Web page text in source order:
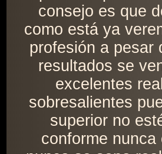
consejo es que
como está ya
profesión a pesar
resultados se
excelentes
sobresalientes
superior no
conforme nunca